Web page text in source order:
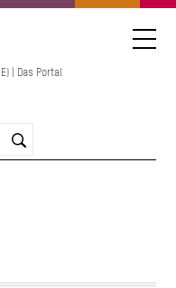
| Das Portal